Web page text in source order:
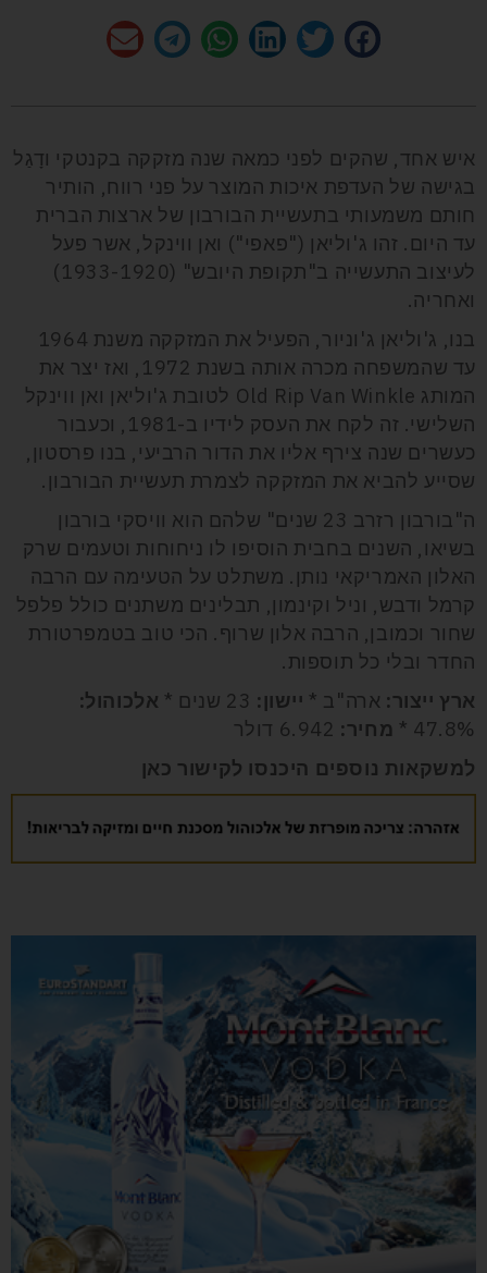
איש אחד, שהקים לפני כמאה שנה מזקקה בקנטקי ודָגַל
בגישה של העדפת איכות המוצר על פני רווח, הותיר
חותם משמעותי בתעשיית הבורבון של ארצות הברית
עד היום. זהו ג'וליאן ("פאפי") ואן ווינקל, אשר פעל
לעיצוב התעשייה ב"תקופת היובש" (1933-1920)
ואחריה.
בנו, ג'וליאן ג'וניור, הפעיל את המזקקה משנת 1964
עד שהמשפחה מכרה אותה בשנת 1972, ואז יצר את
המותג Old Rip Van Winkle לטובת ג'וליאן ואן ווינקל
השלישי. זה לקח את העסק לידיו ב-1981, וכעבור
כעשרים שנה צירף אליו את הדור הרביעי, בנו פרסטון,
שסייע להביא את המזקקה לצמרת תעשיית הבורבון.
ה"בורבון רזרב 23 שנים" שלהם הוא וויסקי בורבון
בשיאו, השנים בחבית הוסיפו לו ניחוחות וטעמים שרק
האלון האמריקאי נותן. משתלט על הטעימה עם הרבה
קרמל ודבש, וניל וקינמון, תבלינים משתנים כולל פלפל
שחור וכמובן, הרבה אלון שרוף. הכי טוב בטמפרטורת
החדר ובלי כל תוספות.
ארץ ייצור: ארה"ב * יישון:
אלכוהול:
47.8% *
מחיר:
למשקאות נוספים היכנסו לקישור כאן